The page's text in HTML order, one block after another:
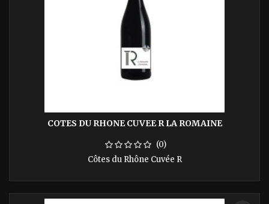
COTES DU RHONE CUVEE R LA ROMAINE
(0)
Côtes du Rhône Cuvée R